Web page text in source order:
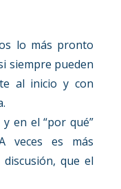
lo más pronto
siempre pueden
al inicio y con
y en el “por qué”
veces es más
que el